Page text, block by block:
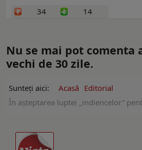
34
14
Nu se mai pot comenta
vechi de 30 zile.
Sunteți aici: Acasă Editorial
În aşteptarea luptei „indiencelor”